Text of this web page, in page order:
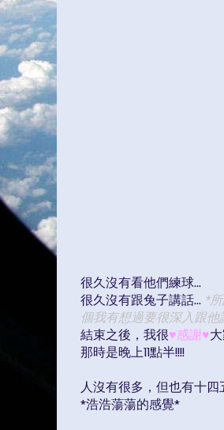
很久沒有看他們練球...
很久沒有跟兔子講話... *
個我有想過要很深入跟他
結束之後，我很♥感謝♥
那時是晚上11點半!!!!
人沒有很多，但也有十四
*浩浩蕩蕩的感覺*